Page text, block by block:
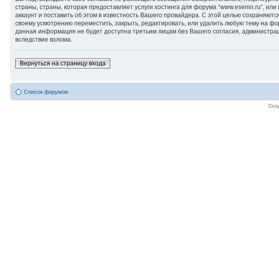
страны, страны, которая предоставляет услуги хостинга для форума “www.esenin.ru”,
аккаунт и поставить об этом в известность Вашего провайдера. С этой целью
своему усмотрению переместить, закрыть, редактировать, или удалить любую тему на
данная информация не будет доступна третьим лицам без Вашего согласия,
вследствие взлома.
Вернуться на страницу входа
Список форумов